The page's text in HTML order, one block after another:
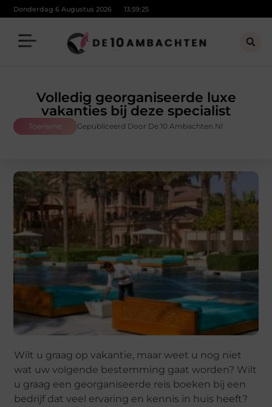
Donderdag 6 Augustus 2026 13:59:25
Volledig georganiseerde luxe
vakanties bij deze specialist
Toerisme Gepubliceerd Door De 10 Ambachten.nl
Wilt u graag op vakantie, maar weet u nog niet
wat uw volgende bestemming gaat worden? Wilt
u graag een georganiseerde reis boeken bij een
bedrijf dat veel ervaring en kennis in huis heeft?